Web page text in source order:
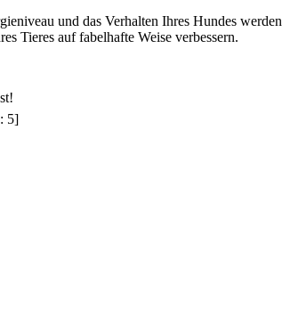
und das Verhalten Ihres Hundes
Tieres auf fabelhafte Weise verbessern.
5]